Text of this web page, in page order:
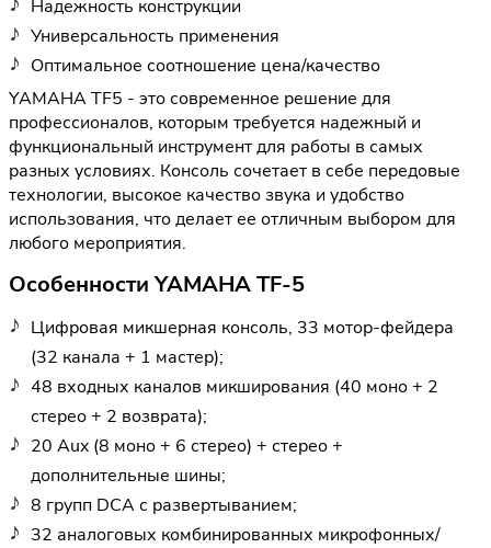
Надежность конструкции
Универсальность применения
Оптимальное соотношение цена/качество
YAMAHA TF5 - это современное решение для
профессионалов, которым требуется надежный и
функциональный инструмент для работы в самых
разных условиях. Консоль сочетает в себе передовые
технологии, высокое качество звука и удобство
использования, что делает ее отличным выбором для
любого мероприятия.
Особенности YAMAHA TF-5
Цифровая микшерная консоль, 33 мотор-фейдера
(32 канала + 1 мастер);
48 входных каналов микширования (40 моно + 2
стерео + 2 возврата);
20 Aux (8 моно + 6 стерео) + стерео +
дополнительные шины;
8 групп DCA с развертыванием;
32 аналоговых комбинированных микрофонных/